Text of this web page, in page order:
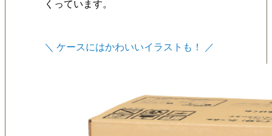
くっています。
＼ ケースにはかわいいイラストも！ ／